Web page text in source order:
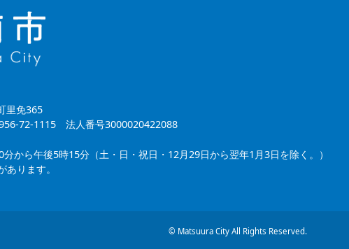
里免365
72-1115 法人番号3000020422088
から午後5時15分（土・日・祝日・12月29日から翌年1月3日を除く。）
ります。
© Matsuura City All Rights Reserved.